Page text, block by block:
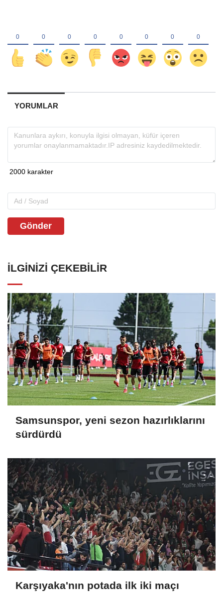
YORUMLAR
Gönder
İLGINIZI ÇEKEBILIR
Samsunspor, yeni sezon hazırlıklarını
sürdürdü
Karşıyaka'nın potada ilk iki maçı